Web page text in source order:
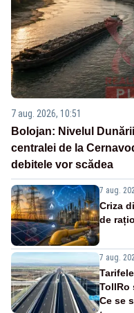
7 aug. 2026, 10:51
Bolojan: Nivelul
centralei de la
debitele vor scădea
7 aug.
Criza
de
7 aug.
TollRo
Ce se